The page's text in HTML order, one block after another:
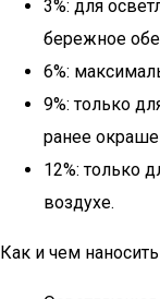
3%: для
бережное
6%:
9%: только
ранее
12%: только
воздухе.
Как и чем наносить